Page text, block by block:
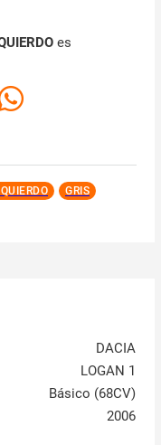
es
GRIS
DACIA
LOGAN 1
Básico (68CV)
2006